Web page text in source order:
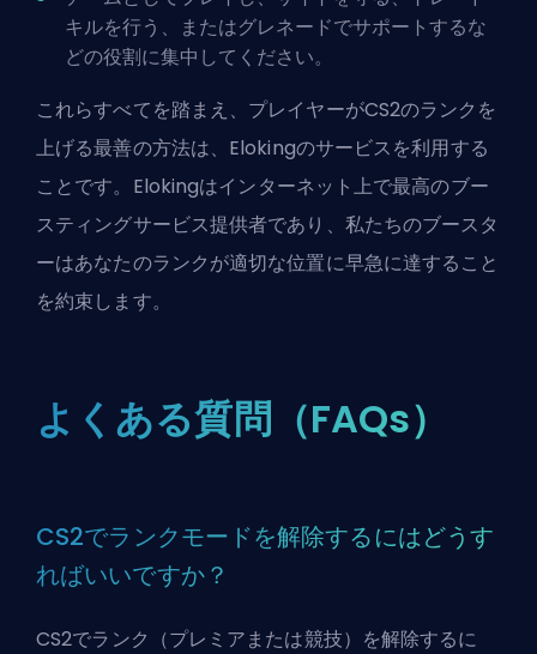
キルを行う、またはグレネードでサポートするな
どの役割に集中してください。
これらすべてを踏まえ、プレイヤーがCS2のランクを
上げる最善の方法は、 Elokingのサービスを利用する
ことです。Elokingはインターネット上で最高のブー
スティングサービス提供者であり、私たちのブースタ
ーはあなたのランクが適切な位置に早急に達すること
を約束します。
よくある質問（FAQs）
CS2でランクモードを解除するにはどうす
ればいいですか？
CS2でランク（プレミアまたは競技）を解除するに